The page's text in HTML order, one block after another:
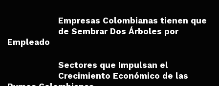
Empresas Colombianas tienen que
de Sembrar Dos Árboles por
Empleado
Sectores que Impulsan el
Crecimiento Económico de las